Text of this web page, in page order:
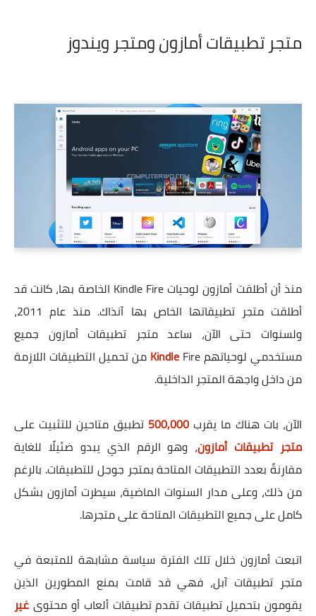
متجر تطبيقات أمازون ومتجر ويندوز
منذ أن أطلقت أمازون لوحيات Kindle Fire الخاصة بها، كانت قد
أطلقت متجر تطبيقاتها الخاص بها آنذاك. منذ عام 2011،
ولسنوات حتى الآن، ساعد متجر تطبيقات أمازون جميع
مستخدمي لوحياتهم
Kindle Fire من تحميل التطبيقات اللازمة
من داخل واجهة المتجر الداخلية.
الآن، بات هناك ما يقرب500,000 تطبيق متاحين للتثبيت على
متجر تطبيقات أمازون، وهو الرقم الذي يبدو ضئيلًا للغاية
مقارنةً بعدد التطبيقات المتاحة بمتجر جوجل للتطبيقات. بالرغم
من ذلك، وعلى مدار السنوات الماضية، سيطرت أمازون بشكل
كامل على جميع التطبيقات المتاحة على متجرها.
اتبعت أمازون خلال تلك الفترة سياسة مشابهة للمتبعة في
متجر تطبيقات آبل، فهي قد قامت بمنع المطورين الذين
يقومون بتحميل تطبيقات تقدم تطبيقات ألعاب أو محتوىغير